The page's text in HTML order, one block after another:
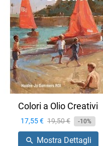
Colori a Olio Creativi
Prezzo
17,55 € Prezzo
base
19,50 € -10%
 Mostra Dettagli